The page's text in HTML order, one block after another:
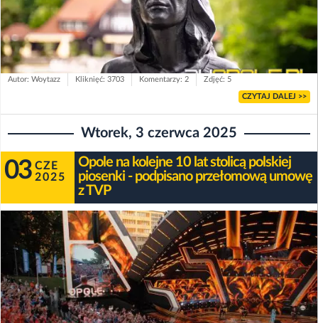
Autor: Woytazz Kliknięć: 3703 Komentarzy: 2 Zdjęć: 5
CZYTAJ DALEJ >>
Wtorek, 3 czerwca 2025
03 CZE
2025
Opole na kolejne 10 lat stolicą polskiej
piosenki - podpisano przełomową umowę
z TVP